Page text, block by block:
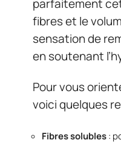
parfaitement
fibres et le
sensation de
en soutenant
Pour vous
voici quelques
Fibres solubles: